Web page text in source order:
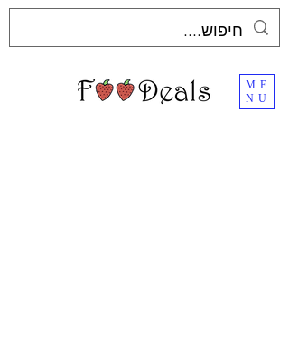
ME
NU